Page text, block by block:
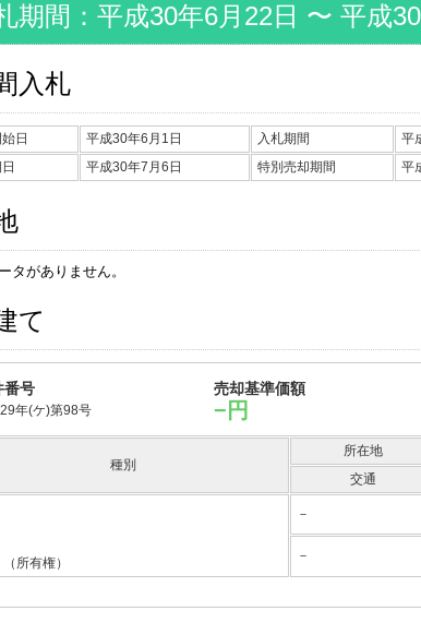
期間：平成30年6月22日 〜 平成
入札
日 平成30年6月1日 入札期間
平
平成30年7月6日 特別売却期間 平
タがありません。
て
番号
年(ケ)第98号
売却基準価額
−円
種別
所在地
交通
（所有権）
－
－